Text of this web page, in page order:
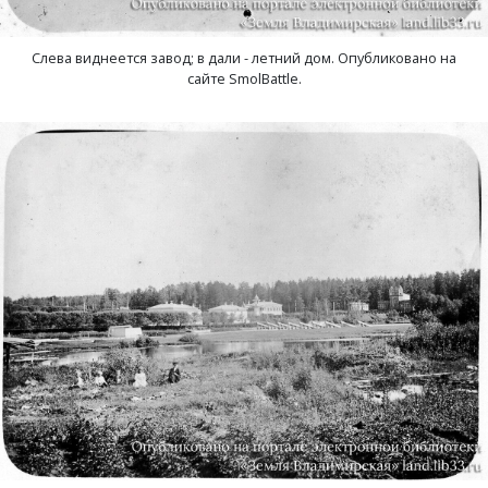
Слева виднеется завод; в дали - летний дом. Опубликовано на
сайте SmolBattle.
Лубенкино, деревня
Макариха, деревня
Малое Урсово болото, посёлок
Марьинка, деревня
Машки, деревня
Микшино, деревня